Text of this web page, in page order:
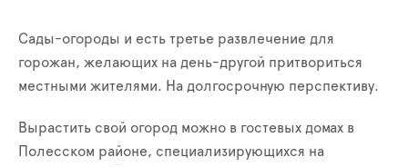
Сады-огороды и есть третье развлечение для
горожан, желающих на день-другой притвориться
местными жителями. На долгосрочную перспективу.
Вырастить свой огород можно в гостевых домах в
Полесском районе, специализирующихся на